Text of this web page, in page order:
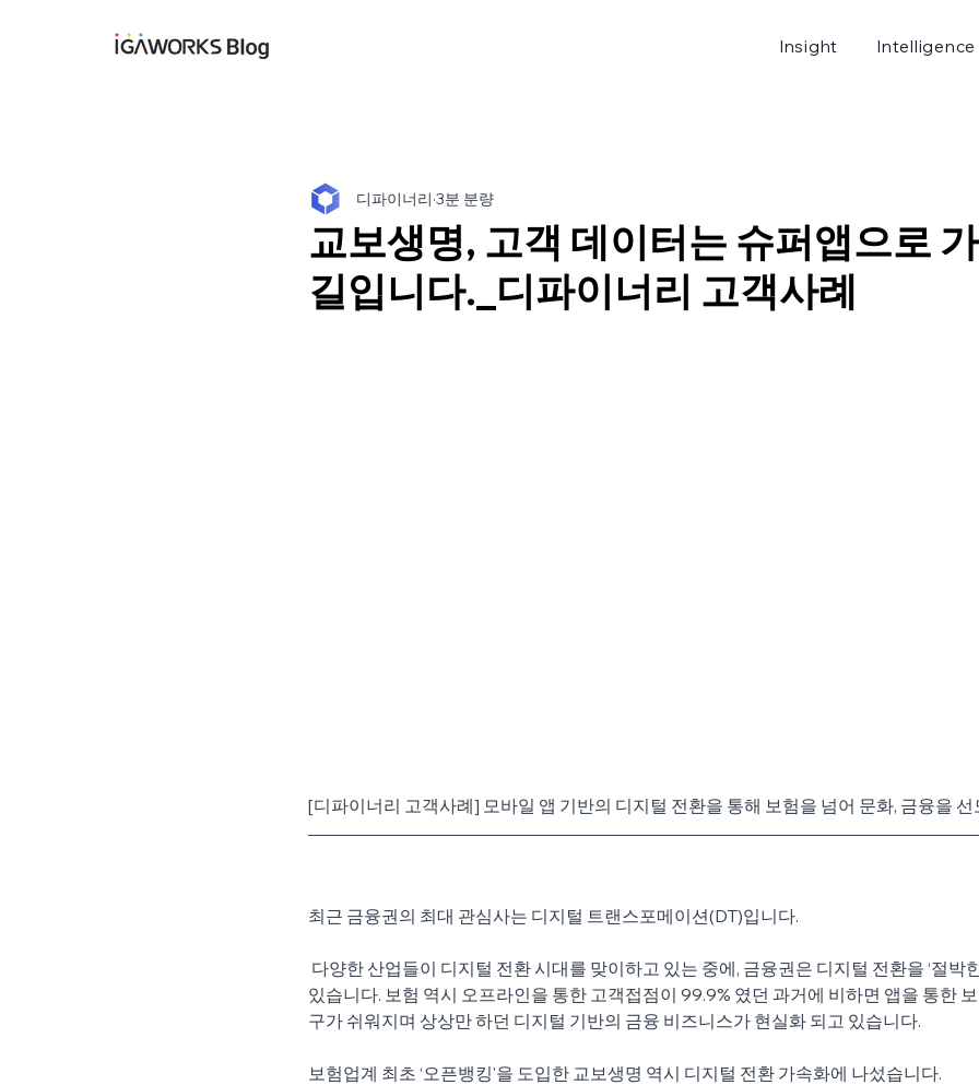
Insight Intelligence
교보생명, 고객 데이터는 슈퍼앱으로
길입니다._디파이너리 고객사례
디파이너리 3분 분량
[디파이너리 고객사례] 모바일 앱 기반의 디지털 전환을 통해 보험을 넘어 문화, 금융을
최근 금융권의 최대 관심사는 디지털 트랜스포메이션(DT)입니다.
있습니다. 보험 역시 오프라인을 통한 고객접점이 99.9% 였던 과거에 비하면 앱을 통한
구가 쉬워지며 상상만 하던 디지털 기반의 금융 비즈니스가 현실화 되고 있습니다.
보험업계 최초 ‘오픈뱅킹'을 도입한 교보생명 역시 디지털 전환 가속화에 나섰습니다.